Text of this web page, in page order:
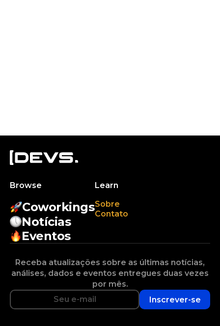
Browse
Coworkings
Notícias
Eventos
Learn
Sobre
Contato
Receba atualizações sobre as últimas notícias,
análises, dados e eventos entregues duas vezes
por mês.
Inscrever-se